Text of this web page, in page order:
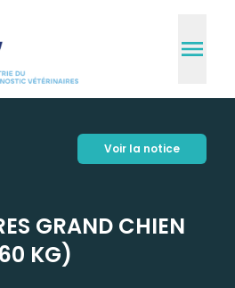
GRAND CHIEN
KG)
Voir la notice